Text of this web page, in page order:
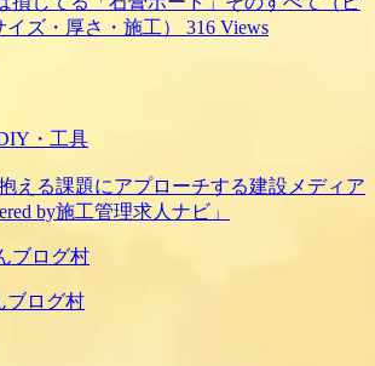
ズ・厚さ・施工）
316 Views
・工具
ブログ村
ブログ村